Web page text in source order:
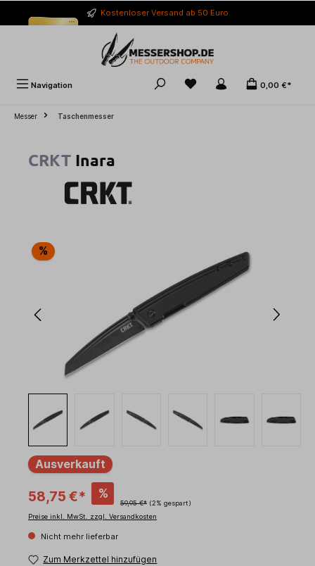
Kostenloser Versand ab 50 Euro
Navigation 0,00 €*
Messer Taschenmesser
CRKT Inara
Bildergalerie überspringen
%
Ausverkauft
58,75 €* %
59,95 €* (2% gespart)
Preise inkl. MwSt. zzgl. Versandkosten
Nicht mehr lieferbar
Zum Merkzettel hinzufügen